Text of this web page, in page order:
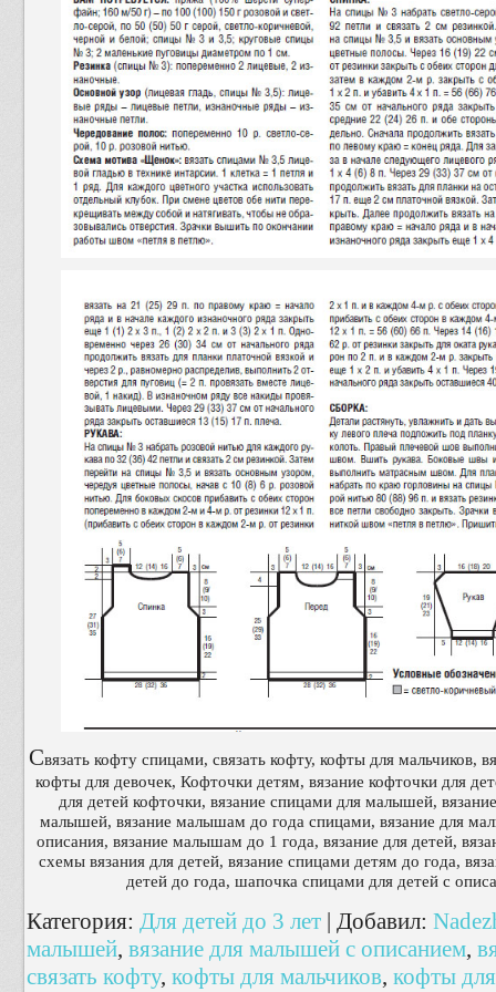
Связать кофту спицами, связать кофту, кофты для мальчиков,
кофты для девочек, Кофточки детям, вязание кофточки для
для детей кофточки, вязание спицами для малышей,
малышей, вязание малышам до года спицами, вязание для
описания, вязание малышам до 1 года, вязание для детей,
схемы вязания для детей, вязание спицами детям до года,
детей до года, шапочка спицами для детей с
Категория: Для детей до 3 лет | Добавил:
малышей, вязание для малышей с описанием,
связать кофту, кофты для мальчиков, кофты